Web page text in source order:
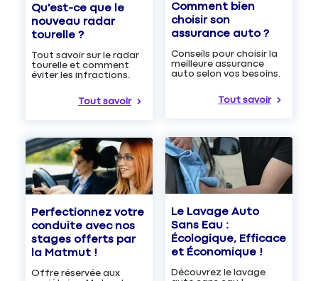
Qu'est-ce que le
nouveau radar
tourelle ?
Tout savoir sur le radar
tourelle et comment
éviter les infractions.
Tout savoir
Comment bien
choisir son
assurance auto ?
Conseils pour choisir la
meilleure assurance
auto selon vos besoins.
Tout savoir
Perfectionnez votre
conduite avec nos
stages offerts par
la Matmut !
Offre réservée aux
Le Lavage Auto
Sans Eau :
Écologique, Efficace
et Économique !
Découvrez le lavage